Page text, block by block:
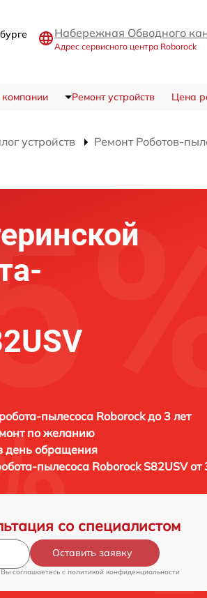
Набережная Обводного
Адрес сервисного центра Roborock
Ремонт устройств Цена
устройств Ремонт Роботов-
робота-пылесоса Roborock до 3 лет
по желанию
день обращения
пылесоса Roborock S82USV от
со специалистом
Оставить заявку
соглашаетесь c политикой конфиденциальности